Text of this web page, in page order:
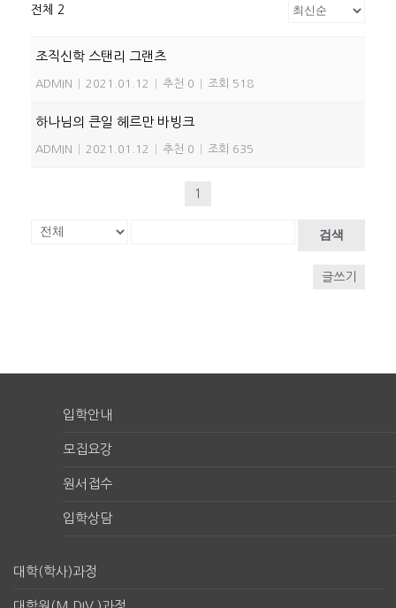
전체 2
조직신학 스탠리 그랜츠
ADMIN 2021.01.12 추천 0 조회 518
하나님의 큰일 헤르만 바빙크
ADMIN 2021.01.12 추천 0 조회 635
1
검색
글쓰기
입학안내
모집요강
원서접수
입학상담
대학(학사)과정